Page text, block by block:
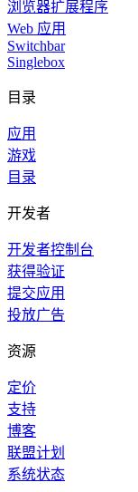
浏览器扩展程序
Web 应用
Switchbar
Singlebox
目录
应用
游戏
目录
开发者
开发者控制台
获得验证
提交应用
投放广告
资源
定价
支持
博客
联盟计划
系统状态